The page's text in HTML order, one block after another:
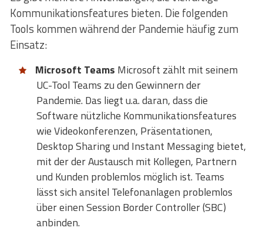
Kommunikationsfeatures bieten. Die folgenden
Tools kommen während der Pandemie häufig zum
Einsatz:
Microsoft Teams Microsoft zählt mit seinem
UC-Tool Teams zu den Gewinnern der
Pandemie. Das liegt u.a. daran, dass die
Software nützliche Kommunikationsfeatures
wie Videokonferenzen, Präsentationen,
Desktop Sharing und Instant Messaging bietet,
mit der der Austausch mit Kollegen, Partnern
und Kunden problemlos möglich ist. Teams
lässt sich ansitel Telefonanlagen problemlos
über einen Session Border Controller (SBC)
anbinden.